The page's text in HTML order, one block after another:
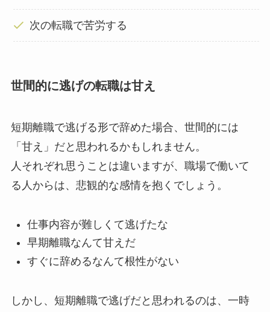
次の転職で苦労する
世間的に逃げの転職は甘え
短期離職で逃げる形で辞めた場合、世間的には
「甘え」だと思われるかもしれません。
人それぞれ思うことは違いますが、職場で働いて
る人からは、悲観的な感情を抱くでしょう。
仕事内容が難しくて逃げたな
早期離職なんて甘えだ
すぐに辞めるなんて根性がない
しかし、短期離職で逃げだと思われるのは、一時